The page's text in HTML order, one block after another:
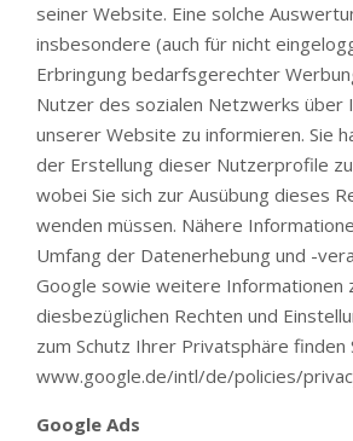
seiner Website. Eine solche
insbesondere (auch für nicht
Erbringung bedarfsgerechter
Nutzer des sozialen Netzwerks über
unserer Website zu informieren. Sie
der Erstellung dieser Nutzerprofile
wobei Sie sich zur Ausübung dieses
wenden müssen. Nähere
Umfang der Datenerhebung und -
Google sowie weitere Informationen
diesbezüglichen Rechten und
zum Schutz Ihrer Privatsphäre finden
www.google.de/intl/de/policies/
Google Ads